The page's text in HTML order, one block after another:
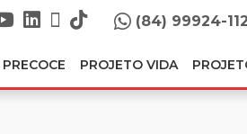
(84) 99924-
PROJETO VIDA